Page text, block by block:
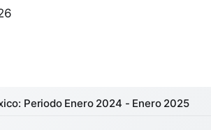
Periodo Enero 2024 - Enero 2025